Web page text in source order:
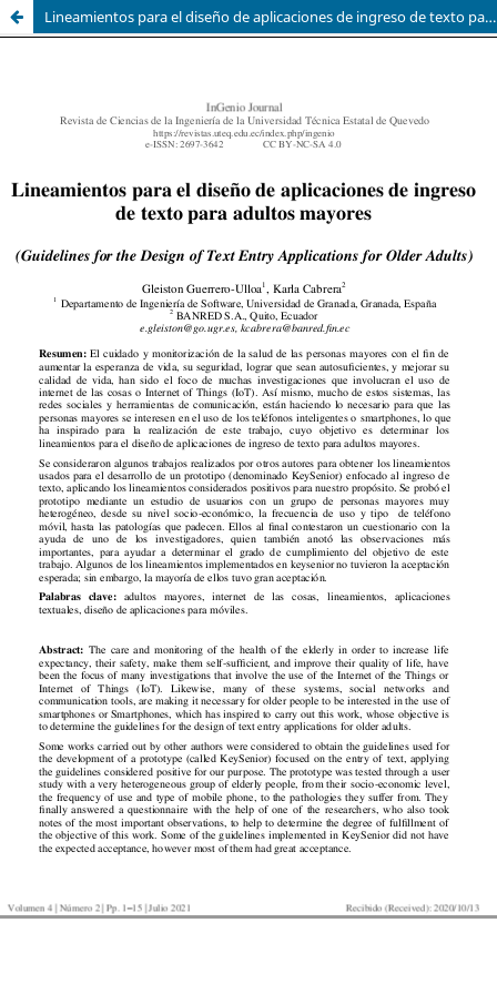
Lineamientos para el diseño de aplicaciones de ingreso de texto para adultos mayores